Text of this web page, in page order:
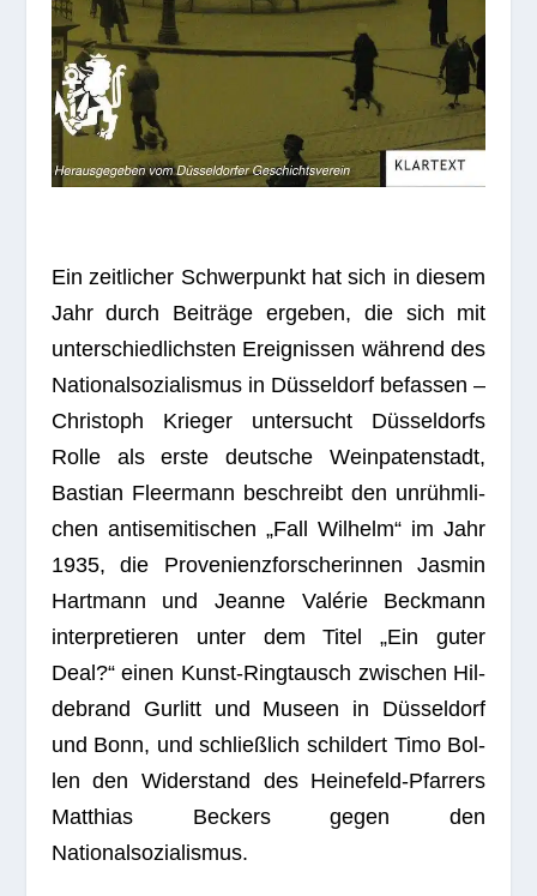
Ein zeit­li­cher Schwer­punkt hat sich in die­sem
Jahr durch Bei­träge erge­ben, die sich mit
unter­schied­lichs­ten Ereig­nis­sen wäh­rend des
Natio­nal­so­zia­lis­mus in Düs­sel­dorf befas­sen –
Chris­toph Krie­ger unter­sucht Düs­sel­dorfs
Rolle als erste deut­sche Wein­pa­ten­stadt,
Bas­tian Fleer­mann beschreibt den unrühm­li­
chen anti­se­mi­ti­schen „Fall Wil­helm“ im Jahr
1935, die Pro­ve­ni­enz­for­sche­rin­nen Jas­min
Hart­mann und Jeanne Valé­rie Beck­mann
inter­pre­tie­ren unter dem Titel „Ein guter
Deal?“ einen Kunst-Ring­tausch zwi­schen Hil­
de­brand Gur­litt und Museen in Düs­sel­dorf
und Bonn, und schließ­lich schil­dert Timo Bol­
len den Wider­stand des Hei­ne­feld-Pfar­rers
Mat­thias Beckers gegen den
Nationalsozialismus.